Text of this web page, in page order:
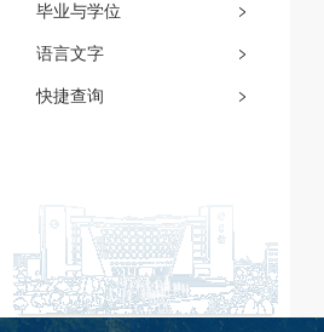
毕业与学位
语言文字
快捷查询